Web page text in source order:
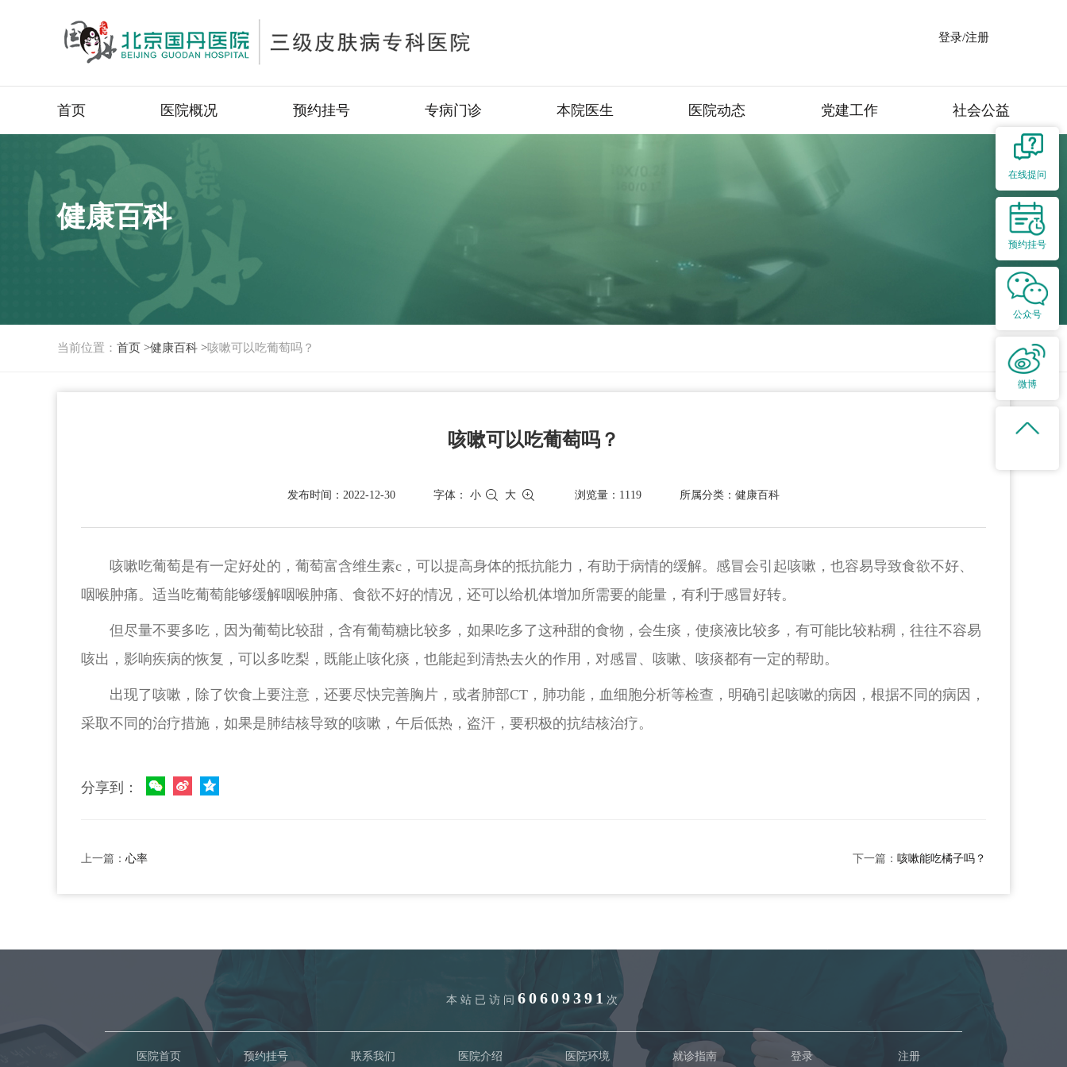
登录/注册
首页 医院概况 预约挂号 专病门诊 本院医生 医院动态 党建工作 社会公益
健康百科
当前位置： 首页 >健康百科 >咳嗽可以吃葡萄吗？
咳嗽可以吃葡萄吗？
发布时间：2022-12-30 字体： 小 大 浏览量：1119 所属分类：健康百科
咳嗽吃葡萄是有一定好处的，葡萄富含维生素c，可以提高身体的抵抗能力，有助于病情的缓解。感冒会引起咳嗽，也容易导致食欲不好、
咽喉肿痛。适当吃葡萄能够缓解咽喉肿痛、食欲不好的情况，还可以给机体增加所需要的能量，有利于感冒好转。
但尽量不要多吃，因为葡萄比较甜，含有葡萄糖比较多，如果吃多了这种甜的食物，会生痰，使痰液比较多，有可能比较粘稠，往往不容易
咳出，影响疾病的恢复，可以多吃梨，既能止咳化痰，也能起到清热去火的作用，对感冒、咳嗽、咳痰都有一定的帮助。
出现了咳嗽，除了饮食上要注意，还要尽快完善胸片，或者肺部CT，肺功能，血细胞分析等检查，明确引起咳嗽的病因，根据不同的病因，
采取不同的治疗措施，如果是肺结核导致的咳嗽，午后低热，盗汗，要积极的抗结核治疗。
分享到：
上一篇： 心率 下一篇： 咳嗽能吃橘子吗？
本站已访问 60609391 次
医院首页 预约挂号 联系我们 医院介绍 医院环境 就诊指南 登录 注册
在线提问
预约挂号
公众号
微博